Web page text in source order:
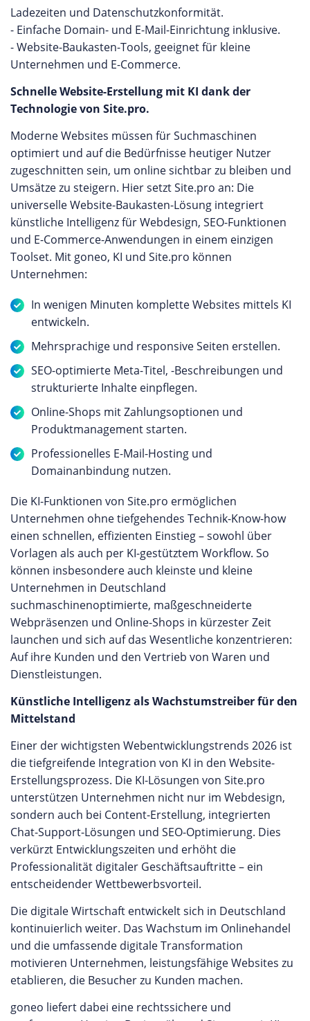
Ladezeiten und Datenschutzkonformität.
- Einfache Domain- und E-Mail-Einrichtung inklusive.
- Website-Baukasten-Tools, geeignet für kleine
Unternehmen und E-Commerce.
Schnelle Website-Erstellung mit KI dank der
Technologie von Site.pro.
Moderne Websites müssen für Suchmaschinen
optimiert und auf die Bedürfnisse heutiger Nutzer
zugeschnitten sein, um online sichtbar zu bleiben und
Umsätze zu steigern. Hier setzt Site.pro an: Die
universelle Website-Baukasten-Lösung integriert
künstliche Intelligenz für Webdesign, SEO-Funktionen
und E-Commerce-Anwendungen in einem einzigen
Toolset. Mit goneo, KI und Site.pro können
Unternehmen:
In wenigen Minuten komplette Websites mittels KI
entwickeln.
Mehrsprachige und responsive Seiten erstellen.
SEO-optimierte Meta-Titel, -Beschreibungen und
strukturierte Inhalte einpflegen.
Online-Shops mit Zahlungsoptionen und
Produktmanagement starten.
Professionelles E-Mail-Hosting und
Domainanbindung nutzen.
Die KI-Funktionen von Site.pro ermöglichen
Unternehmen ohne tiefgehendes Technik-Know-how
einen schnellen, effizienten Einstieg – sowohl über
Vorlagen als auch per KI-gestütztem Workflow. So
können insbesondere auch kleinste und kleine
Unternehmen in Deutschland
suchmaschinenoptimierte, maßgeschneiderte
Webpräsenzen und Online-Shops in kürzester Zeit
launchen und sich auf das Wesentliche konzentrieren:
Auf ihre Kunden und den Vertrieb von Waren und
Dienstleistungen.
Künstliche Intelligenz als Wachstumstreiber für den
Mittelstand
Einer der wichtigsten Webentwicklungstrends 2026 ist
die tiefgreifende Integration von KI in den Website-
Erstellungsprozess. Die KI-Lösungen von Site.pro
unterstützen Unternehmen nicht nur im Webdesign,
sondern auch bei Content-Erstellung, integrierten
Chat-Support-Lösungen und SEO-Optimierung. Dies
verkürzt Entwicklungszeiten und erhöht die
Professionalität digitaler Geschäftsauftritte – ein
entscheidender Wettbewerbsvorteil.
Die digitale Wirtschaft entwickelt sich in Deutschland
kontinuierlich weiter. Das Wachstum im Onlinehandel
und die umfassende digitale Transformation
motivieren Unternehmen, leistungsfähige Websites zu
etablieren, die Besucher zu Kunden machen.
goneo liefert dabei eine rechtssichere und